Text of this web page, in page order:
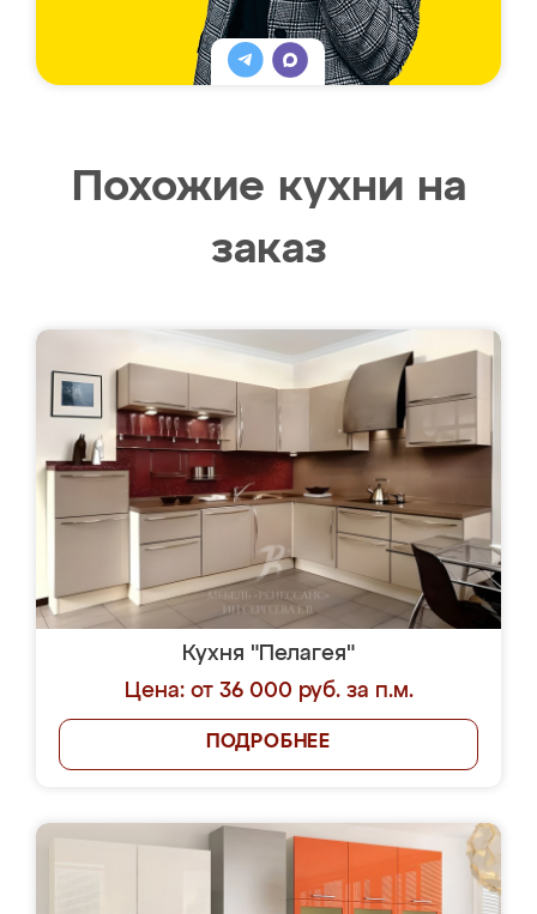
Похожие кухни на
заказ
Кухня "Пелагея"
Цена: от 36 000 руб. за п.м.
ПОДРОБНЕЕ